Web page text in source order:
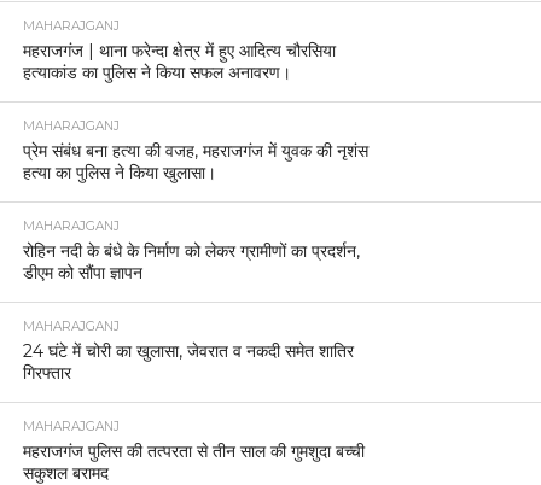
MAHARAJGANJ
महराजगंज | थाना फरेन्दा क्षेत्र में हुए आदित्य चौरसिया
हत्याकांड का पुलिस ने किया सफल अनावरण।
MAHARAJGANJ
प्रेम संबंध बना हत्या की वजह, महराजगंज में युवक की नृशंस
हत्या का पुलिस ने किया खुलासा।
MAHARAJGANJ
रोहिन नदी के बंधे के निर्माण को लेकर ग्रामीणों का प्रदर्शन,
डीएम को सौंपा ज्ञापन
MAHARAJGANJ
24 घंटे में चोरी का खुलासा, जेवरात व नकदी समेत शातिर
गिरफ्तार
MAHARAJGANJ
महराजगंज पुलिस की तत्परता से तीन साल की गुमशुदा बच्ची
सकुशल बरामद